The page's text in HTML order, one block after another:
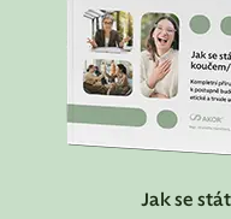
Jak se